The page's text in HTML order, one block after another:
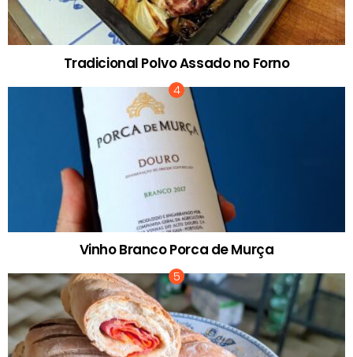
Tradicional Polvo Assado no Forno
Vinho Branco Porca de Murça